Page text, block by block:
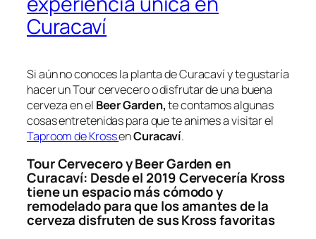
Curacaví
Si aún no conoces la planta de Curacaví y te gustaría
hacer un Tour cervecero o disfrutar de una buena
cerveza en el Beer Garden,te contamos algunas
cosas entretenidas para que te animes a visitar el
Taproom de KrossenCuracaví.
Tour Cervecero yBeer Garden en
Curacaví: Desde el 2019 Cervecería Kross
tiene un espacio más cómodo y
remodelado para que los amantes de la
cerveza disfruten de sus Kross favoritas